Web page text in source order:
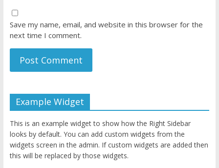
Save my name, email, and website in this browser for the
next time I comment.
Example Widget
This is an example widget to show how the Right Sidebar
looks by default. You can add custom widgets from the
widgets screen in the admin. If custom widgets are added then
this will be replaced by those widgets.